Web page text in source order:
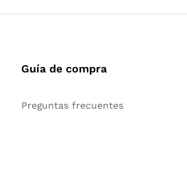
Guía de compra
Preguntas frecuentes